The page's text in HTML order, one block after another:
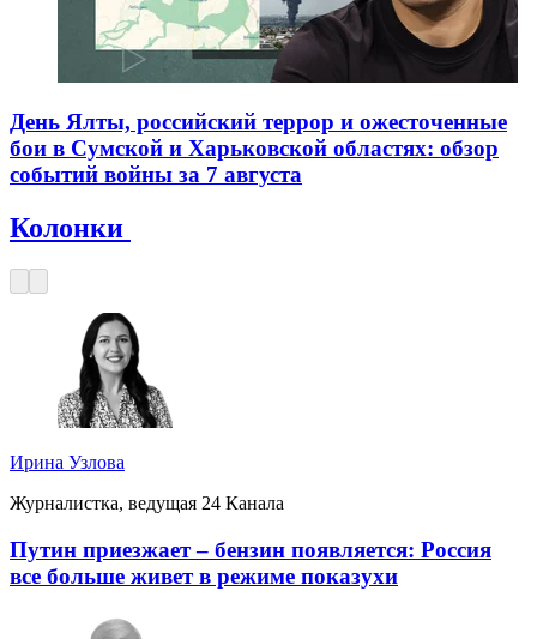
День Ялты, российский террор и ожесточенные
бои в Сумской и Харьковской областях: обзор
событий войны за 7 августа
Колонки
Ирина Узлова
Журналистка, ведущая 24 Канала
Путин приезжает – бензин появляется: Россия
все больше живет в режиме показухи